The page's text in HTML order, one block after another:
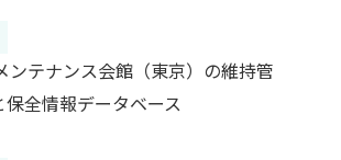
ンテナンス会館（東京）の維持管
全情報データベース